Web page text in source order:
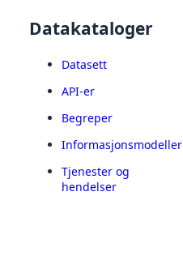
Datakataloger
Datasett
API-er
Begreper
Informasjonsmodeller
Tjenester og
hendelser